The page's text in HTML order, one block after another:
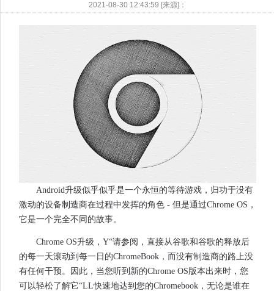
2021-08-30 12:43:59 [来源]：
Android升级似乎似乎是一个永恒的等待游戏，归功于没有
激动的设备制造商在过程中发挥的角色 - 但是通过Chrome OS，
它是一个完全不同的故事。
Chrome OS升级，Y“请参阅，直接从谷歌和谷歌的释放后
的每一天滚动到每一日的ChromeBook，而没有制造商的路上没
有任何干预。因此，当您听到新的Chrome OS版本出来时，您
可以轻松了解它“LL快速地达到您的Chromebook，无论是谁在